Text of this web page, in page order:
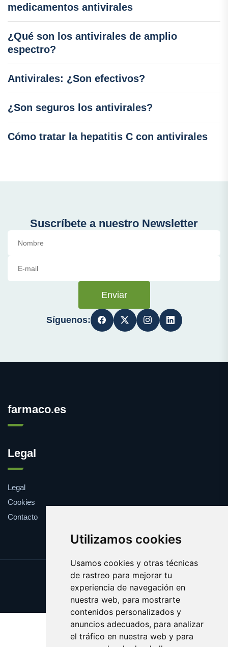
Utilizamos cookies
Usamos cookies y otras técnicas
de rastreo para mejorar tu
experiencia de navegación en
nuestra web, para mostrarte
contenidos personalizados y
anuncios adecuados, para analizar
el tráfico en nuestra web y para
medicamentos antivirales
¿Qué son los antivirales de amplio
espectro?
Antivirales: ¿Son efectivos?
¿Son seguros los antivirales?
Cómo tratar la hepatitis C con antivirales
Suscríbete a nuestro Newsletter
Enviar
Síguenos:
farmaco.es
Legal
Legal
Cookies
Contacto
Update cookies preferences
Copyright © 2025 farmaco.es